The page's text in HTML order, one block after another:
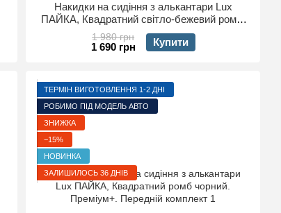
Накидки на сидіння з алькантари Lux
ПАЙКА, Квадратний світло-бежевий ромб.
Преміум+. Передній комплект
1 980 грн
1 690 грн Купити
ТЕРМІН ВИГОТОВЛЕННЯ 1-2 ДНІ
РОБИМО ПІД МОДЕЛЬ АВТО
ЗНИЖКА
−15%
НОВИНКА
ЗАЛИШИЛОСЬ 36 ДНІВ